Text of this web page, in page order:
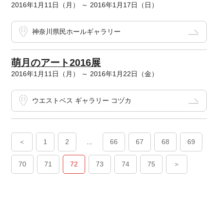
2016年1月11日（月） ～ 2016年1月17日（日）
神奈川県民ホールギャラリー
萌月のアート2016展
2016年1月11日（月） ～ 2016年1月22日（金）
ウエストベス ギャラリー コヅカ
＜ 1 2 66 67 68 69
70 71 72 73 74 75 ＞